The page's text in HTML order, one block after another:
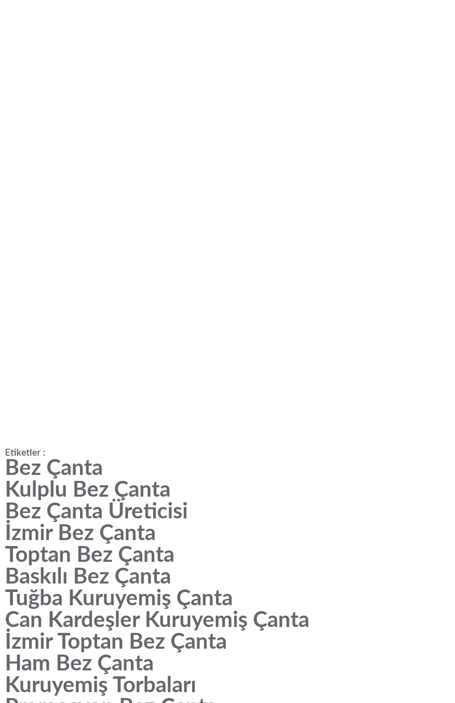
Etiketler :
Bez Çanta
Kulplu Bez Çanta
Bez Çanta Üreticisi
İzmir Bez Çanta
Toptan Bez Çanta
Baskılı Bez Çanta
Tuğba Kuruyemiş Çanta
Can Kardeşler Kuruyemiş Çanta
İzmir Toptan Bez Çanta
Ham Bez Çanta
Kuruyemiş Torbaları